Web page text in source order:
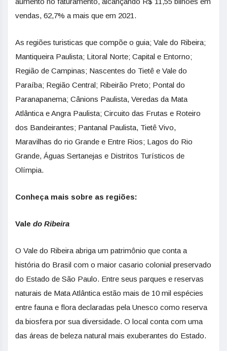
vendas, 62,7% a mais que em 2021.
As regiões turisticas que compõe o guia; Vale do Ribeira;
Mantiqueira Paulista; Litoral Norte; Capital e Entorno;
Região de Campinas; Nascentes do Tietê e Vale do
Paraíba; Região Central; Ribeirão Preto; Pontal do
Paranapanema; Cânions Paulista, Veredas da Mata
Atlântica e Angra Paulista; Circuito das Frutas e Roteiro
dos Bandeirantes; Pantanal Paulista, Tietê Vivo,
Maravilhas do rio Grande e Entre Rios; Lagos do Rio
Grande, Águas Sertanejas e Distritos Turísticos de
Olímpia.
Conheça mais sobre as regiões:
Vale do Ribeira
O Vale do Ribeira abriga um patrimônio que conta a
história do Brasil com o maior casario colonial preservado
do Estado de São Paulo. Entre seus parques e reservas
naturais de Mata Atlântica estão mais de 10 mil espécies
entre fauna e flora declaradas pela Unesco como reserva
da biosfera por sua diversidade. O local conta com uma
das áreas de beleza natural mais exuberantes do Estado.